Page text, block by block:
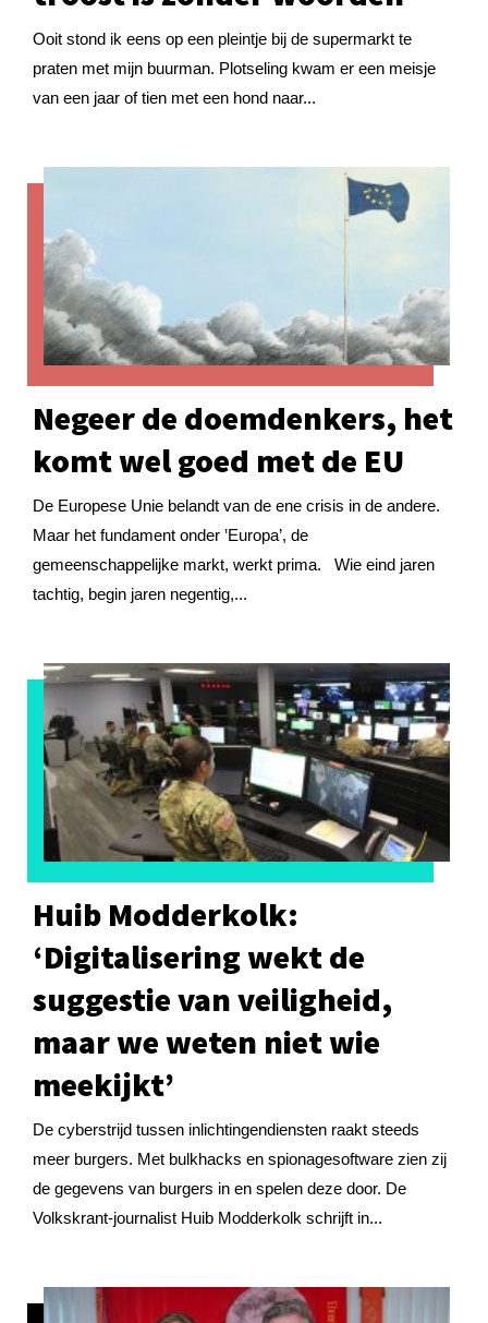
Ooit stond ik eens op een pleintje bij de supermarkt te
praten met mijn buurman. Plotseling kwam er een meisje
van een jaar of tien met een hond naar...
Negeer de doemdenkers, het
komt wel goed met de EU
De Europese Unie belandt van de ene crisis in de andere.
Maar het fundament onder ‛Europa’, de
gemeenschappelijke markt, werkt prima. Wie eind jaren
tachtig, begin jaren negentig,...
Huib Modderkolk:
‘Digitalisering wekt de
suggestie van veiligheid,
maar we weten niet wie
meekijkt’
De cyberstrijd tussen inlichtingendiensten raakt steeds
meer burgers. Met bulkhacks en spionagesoftware zien zij
de gegevens van burgers in en spelen deze door. De
Volkskrant-journalist Huib Modderkolk schrijft in...